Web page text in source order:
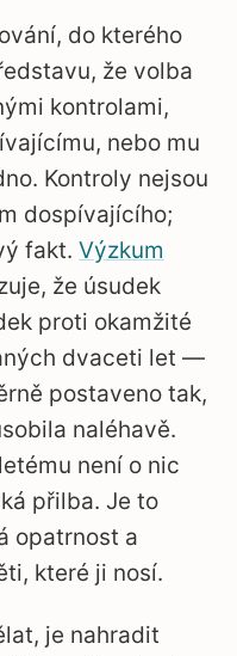
do kterého
že volba
kontrolami,
nebo mu
Kontroly nejsou
dospívajícího;
fakt. Výzkum
že úsudek
proti okamžité
dvaceti let —
postaveno tak,
naléhavě.
není o nic
přilba. Je to
opatrnost a
které ji nosí.
je nahradit